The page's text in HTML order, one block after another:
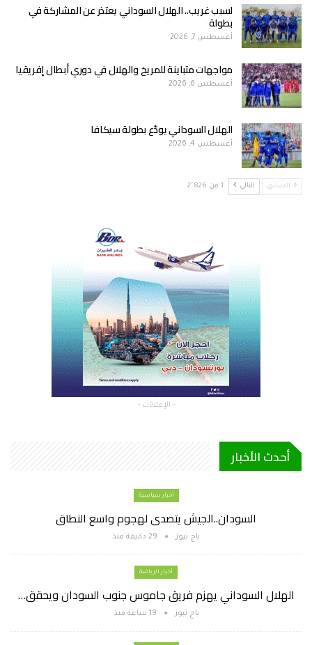
لسبب غريب.. الهلال السوداني يعتذر عن المشاركة في
بطولة
أغسطس 7, 2026
مواجهات متباينة للمريخ والهلال في دوري أبطال إفريقيا
أغسطس 6, 2026
الهلال السوداني يودّع بطولة سيكافا
أغسطس 4, 2026
السابق التالي 1 من 2٬826
- الإعلانات -
أحدث الأخبار
أخبار سياسية
السودان..الجيش يتصدى لهجوم واسع النطاق
باج نيوز 29 دقيقة منذ
أخبار الرياضة
الهلال السوداني يهزم فريق جاموس جنوب السودان ويحقق…
باج نيوز 19 ساعة منذ